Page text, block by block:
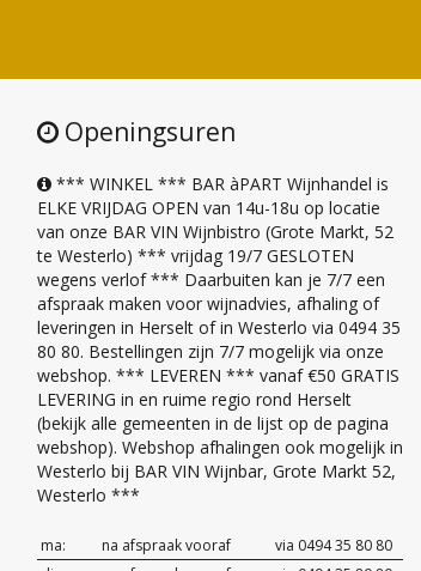
Openingsuren
*** WINKEL *** BAR àPART Wijnhandel is
ELKE VRIJDAG OPEN van 14u-18u op locatie
van onze BAR VIN Wijnbistro (Grote Markt, 52
te Westerlo) *** vrijdag 19/7 GESLOTEN
wegens verlof *** Daarbuiten kan je 7/7 een
afspraak maken voor wijnadvies, afhaling of
leveringen in Herselt of in Westerlo via 0494 35
80 80. Bestellingen zijn 7/7 mogelijk via onze
webshop. *** LEVEREN *** vanaf €50 GRATIS
LEVERING in en ruime regio rond Herselt
(bekijk alle gemeenten in de lijst op de pagina
webshop). Webshop afhalingen ook mogelijk in
Westerlo bij BAR VIN Wijnbar, Grote Markt 52,
Westerlo ***
ma: na afspraak vooraf
via 0494 35 80 80